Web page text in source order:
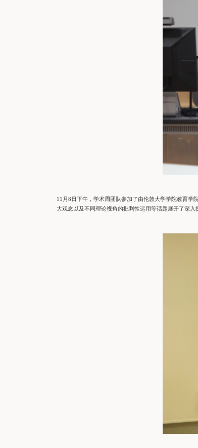
11月8日下午，学术周团队参加了由伦敦大学学院教育
大观念以及不同理论视角的批判性运用等话题展开了深入